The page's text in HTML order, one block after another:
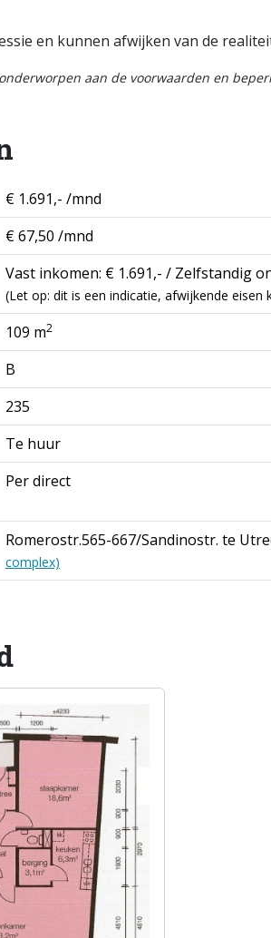
en kunnen afwijken van de
aan de voorwaarden en
€ 1.691,- /mnd
€ 67,50 /mnd
Vast inkomen: € 1.691,- / Zelfstandig
(Let op: dit is een indicatie, afwijkende eisen
109 m2
B
235
Te huur
Per direct
Romerostr.565-667/Sandinostr. te
complex)